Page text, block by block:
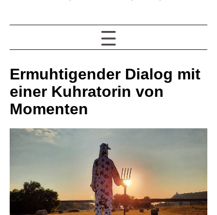
Ermuhtigender Dialog mit
einer Kuhratorin von
Momenten